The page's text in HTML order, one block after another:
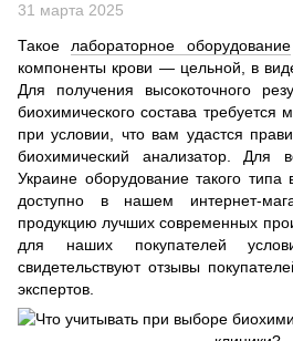
31 марта 2025
Такое лабораторное оборудование
компоненты крови — цельной, в
Для получения высокоточного
биохимического состава
при условии, что вам удастся
биохимический анализатор. Для
Украине оборудование такого
доступно в нашем интернет-
продукцию лучших современных
для наших покупателей
свидетельствуют отзывы
экспертов.